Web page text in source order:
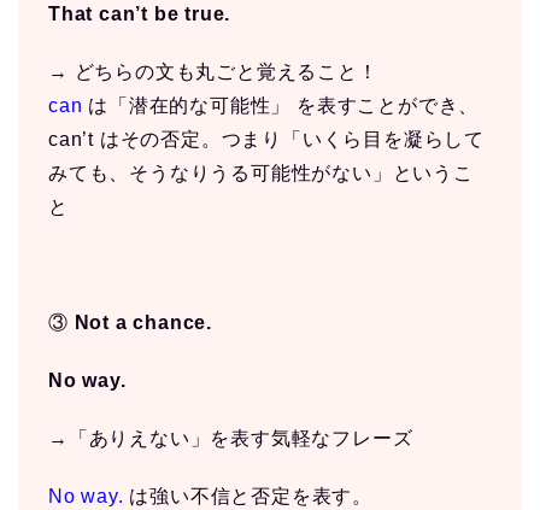
That can’t be true.
→ どちらの文も丸ごと覚えること！
can は「潜在的な可能性」 を表すことができ、
can’t はその否定。つまり「いくら目を凝らして
みても、そうなりうる可能性がない」というこ
と
③ Not a chance.
No way.
→「ありえない」を表す気軽なフレーズ
No way. は強い不信と否定を表す。